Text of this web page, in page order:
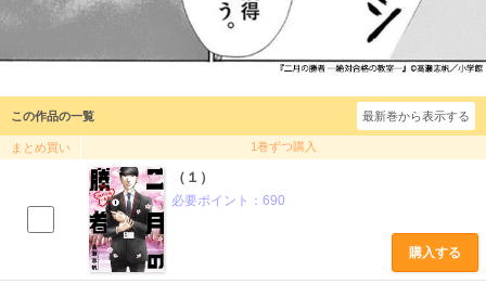
この作品の一覧
まとめ買い 1巻ずつ購入
最新巻から表示する
（１）
必要ポイント： 690
購入する